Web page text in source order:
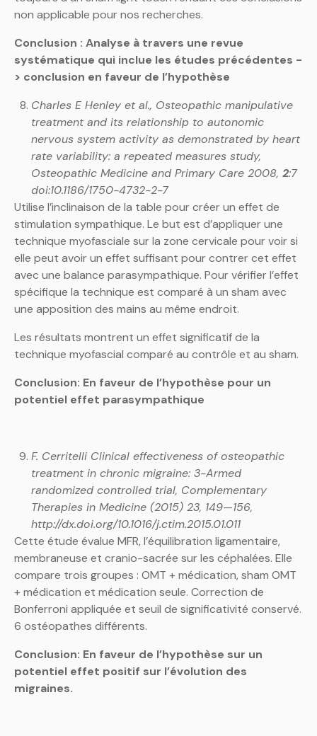
non applicable pour nos recherches.
Conclusion : Analyse à travers une revue
systématique qui inclue les études précédentes -
> conclusion en faveur de l’hypothèse
Charles E Henley et al., Osteopathic manipulative
treatment and its relationship to autonomic
nervous system activity as demonstrated by heart
rate variability: a repeated measures study,
Osteopathic Medicine and Primary Care 2008, 2:7
doi:10.1186/1750-4732-2-7
Utilise l’inclinaison de la table pour créer un effet de
stimulation sympathique. Le but est d’appliquer une
technique myofasciale sur la zone cervicale pour voir si
elle peut avoir un effet suffisant pour contrer cet effet
avec une balance parasympathique. Pour vérifier l’effet
spécifique la technique est comparé à un sham avec
une apposition des mains au même endroit.
Les résultats montrent un effet significatif de la
technique myofascial comparé au contrôle et au sham.
Conclusion: En faveur de l’hypothèse pour un
potentiel effet parasympathique
F. Cerritelli Clinical effectiveness of osteopathic
treatment in chronic migraine: 3-Armed
randomized controlled trial, Complementary
Therapies in Medicine (2015) 23, 149—156,
http://dx.doi.org/10.1016/j.ctim.2015.01.011
Cette étude évalue MFR, l’équilibration ligamentaire,
membraneuse et cranio-sacrée sur les céphalées. Elle
compare trois groupes : OMT + médication, sham OMT
+ médication et médication seule. Correction de
Bonferroni appliquée et seuil de significativité conservé.
6 ostéopathes différents.
Conclusion: En faveur de l’hypothèse sur un
potentiel effet positif sur l’évolution des
migraines.